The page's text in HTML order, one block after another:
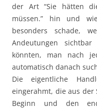
der Art “Sie hätten
müssen.” hin und
besonders schade,
Andeutungen
könnten, man nach
automatisch danach
Die eigentliche
eingerahmt, die aus der
Beginn und den